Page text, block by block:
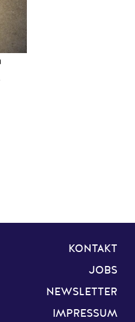
KONTAKT
JOBS
NEWSLETTER
IMPRESSUM